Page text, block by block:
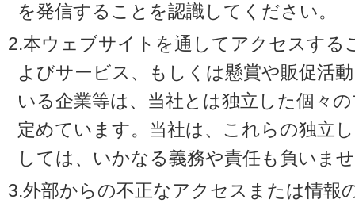
を発信することを認識してください。
2.本ウェブサイトを通してアクセスする
よびサービス、もしくは懸賞や販促活
いる企業等は、当社とは独立した個々
定めています。当社は、これらの独立
しては、いかなる義務や責任も負いま
3.外部からの不正なアクセスまたは情報